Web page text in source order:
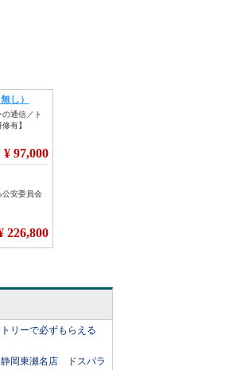
トリーで必ずもらえる
静岡東瀬名店 ドスパラ